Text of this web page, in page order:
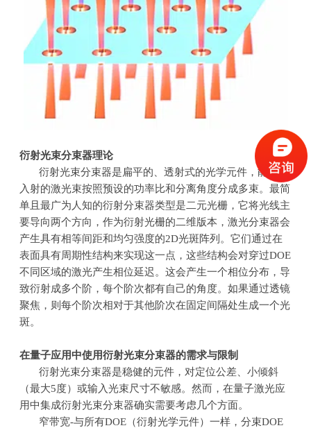
衍射光束分束器理论
衍射光束分束器是扁平的、透射式的光学元件，能够将
入射的激光束按照预设的功率比和分离角度分成多束。最简
单且最广为人知的衍射分束器类型是二元光栅，它将光线主
要导向两个方向，作为衍射光栅的二维版本，激光分束器会
产生具有相等间距和均匀强度的2D光斑阵列。它们通过在
表面具有周期性结构来实现这一点，这些结构会对穿过DOE
不同区域的激光产生相位延迟。这会产生一个相位分布，导
致衍射成多个阶，每个阶次都有自己的角度。如果通过透镜
聚焦，则每个阶次相对于其他阶次在固定间隔处生成一个光
斑。
在量子应用中使用衍射光束分束器的需求与限制
衍射光束分束器是稳健的元件，对定位公差、小倾斜
（最大5度）或输入光束尺寸不敏感。然而，在量子激光应
用中集成衍射光束分束器确实需要考虑几个方面。
窄带宽-与所有DOE （衍射光学元件）一样，分束DOE